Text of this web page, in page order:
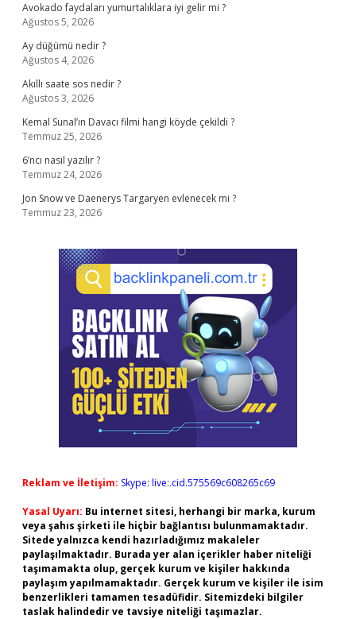
Avokado faydaları yumurtalıklara iyi gelir mi ?
Ağustos 5, 2026
Ay düğümü nedir ?
Ağustos 4, 2026
Akıllı saate sos nedir ?
Ağustos 3, 2026
Kemal Sunal’ın Davacı filmi hangi köyde çekildi ?
Temmuz 25, 2026
6’ncı nasıl yazılır ?
Temmuz 24, 2026
Jon Snow ve Daenerys Targaryen evlenecek mi ?
Temmuz 23, 2026
Reklam ve İletişim: Skype: live:.cid.575569c608265c69
Yasal Uyarı: Bu internet sitesi, herhangi bir marka, kurum
veya şahıs şirketi ile hiçbir bağlantısı bulunmamaktadır.
Sitede yalnızca kendi hazırladığımız makaleler
paylaşılmaktadır. Burada yer alan içerikler haber niteliği
taşımamakta olup, gerçek kurum ve kişiler hakkında
paylaşım yapılmamaktadır. Gerçek kurum ve kişiler ile isim
benzerlikleri tamamen tesadüfidir. Sitemizdeki bilgiler
taslak halindedir ve tavsiye niteliği taşımazlar.